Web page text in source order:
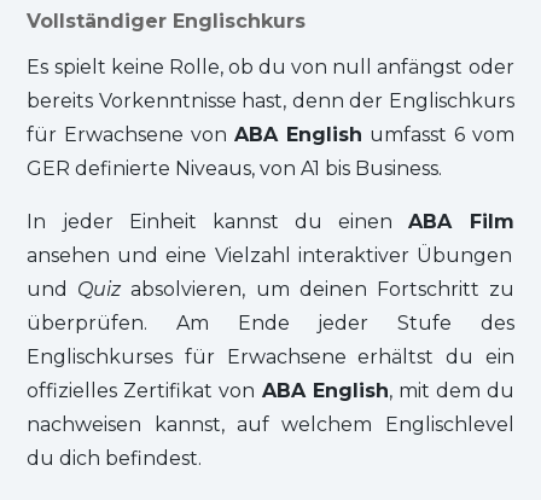
Vollständiger Englischkurs
Es spielt keine Rolle, ob du von null anfängst oder
bereits Vorkenntnisse hast, denn der Englischkurs
für Erwachsene vonABA English umfasst 6 vom
GER definierte Niveaus, von A1 bis Business.
In jeder Einheit kannst du einenABA Film
ansehen und eine Vielzahl interaktiver Übungen
und Quizabsolvieren, um deinen Fortschritt zu
überprüfen. Am Ende jeder Stufe des
Englischkurses für Erwachsene erhältst du ein
offizielles Zertifikat von ABA English, mit dem du
nachweisen kannst, auf welchem Englischlevel
du dich befindest.